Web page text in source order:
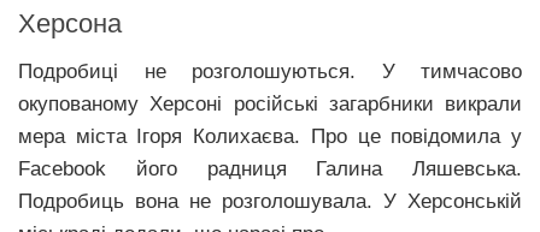
Херсона
Подробиці не розголошуються. У тимчасово
окупованому Херсоні російські загарбники викрали
мера міста Ігоря Колихаєва. Про це повідомила у
Facebook його радниця Галина Ляшевська.
Подробиць вона не розголошувала. У Херсонській